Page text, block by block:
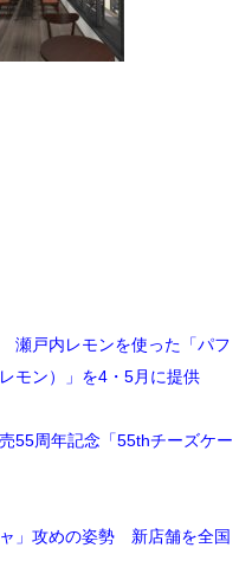
瀬戸内レモンを使った「パフ
モン）」を4・5月に提供
55周年記念「55thチーズケー
」攻めの姿勢 新店舗を全国